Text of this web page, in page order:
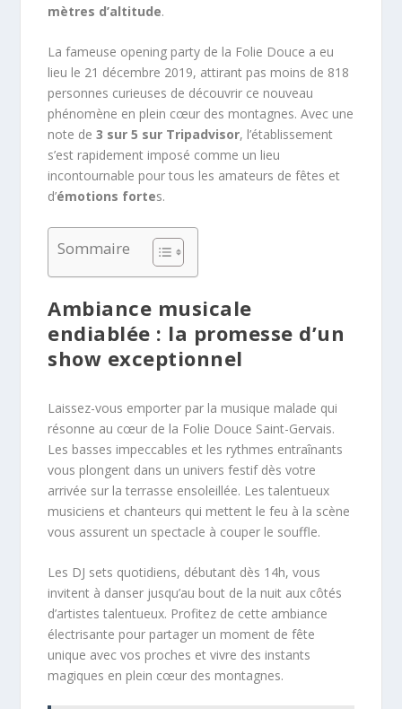
mètres d’altitude.
La fameuse opening party de la Folie Douce a eu
lieu le 21 décembre 2019, attirant pas moins de 818
personnes curieuses de découvrir ce nouveau
phénomène en plein cœur des montagnes. Avec une
note de3 sur 5 sur Tripadvisor, l’établissement
s’est rapidement imposé comme un lieu
incontournable pour tous les amateurs de fêtes et
d’émotions fortes.
Sommaire
Ambiance musicale
endiablée : la promesse d’un
show exceptionnel
Laissez-vous emporter par la musique malade qui
résonne au cœur de la Folie Douce Saint-Gervais.
Les basses impeccables et les rythmes entraînants
vous plongent dans un univers festif dès votre
arrivée sur la terrasse ensoleillée. Les talentueux
musiciens et chanteurs qui mettent le feu à la scène
vous assurent un spectacle à couper le souffle.
Les DJ sets quotidiens, débutant dès 14h, vous
invitent à danser jusqu’au bout de la nuit aux côtés
d’artistes talentueux. Profitez de cette ambiance
électrisante pour partager un moment de fête
unique avec vos proches et vivre des instants
magiques en plein cœur des montagnes.